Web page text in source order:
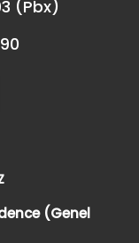
(Pbx)
(Genel